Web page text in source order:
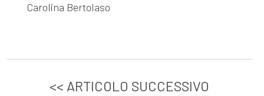
Carolina Bertolaso
<< ARTICOLO SUCCESSIVO